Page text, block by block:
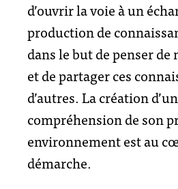
d’ouvrir la voie à un
production de
dans le but de penser
et de partager ces
d’autres. La création
compréhension de son
environnement est au
démarche.